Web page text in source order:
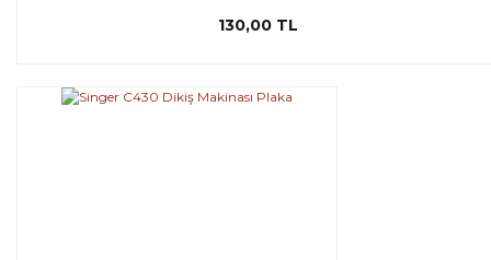
130,00 TL